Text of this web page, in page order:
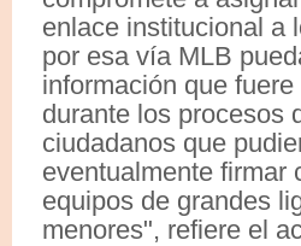
enlace institucional a
por esa vía MLB
información que
durante los procesos
ciudadanos que
eventualmente firmar
equipos de grandes
menores", refiere el